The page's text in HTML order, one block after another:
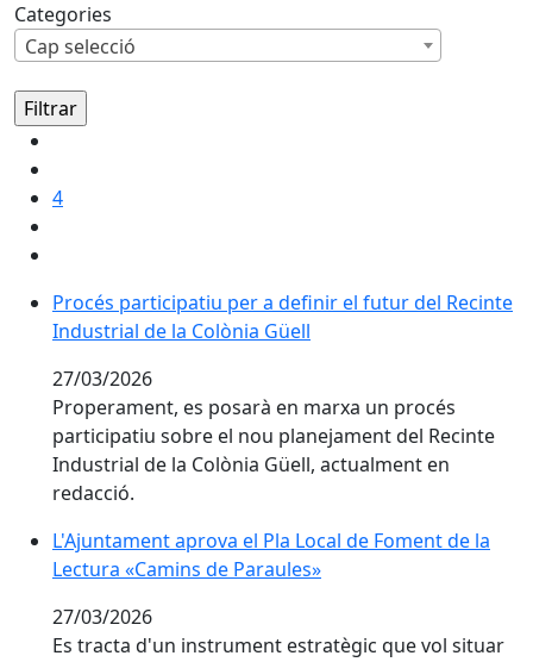
Categories
Cap selecció
4
Procés participatiu per a definir el futur del Recinte
Procés participatiu per a definir el futur del Recinte
Industrial de la Colònia Güell
27/03/2026
Properament, es posarà en marxa un procés
participatiu sobre el nou planejament del Recinte
Industrial de la Colònia Güell, actualment en
redacció.
L'Ajuntament aprova el Pla Local de Foment de la
L'Ajuntament aprova el Pla Local de Foment de la
Lectura «Camins de Paraules»
27/03/2026
Es tracta d'un instrument estratègic que vol situar